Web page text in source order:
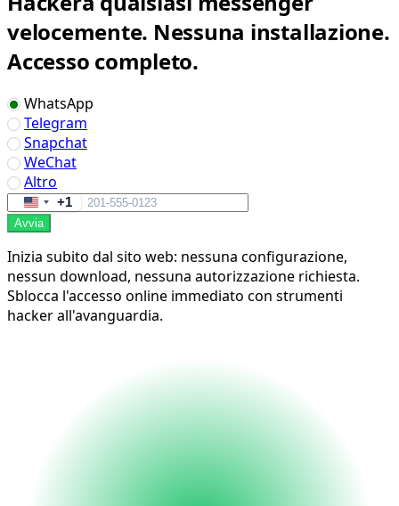
velocemente. Nessuna installazione.
Accesso completo.
WhatsApp
Telegram
Snapchat
WeChat
Altro
United
States
+1
Avvia
Inizia subito dal sito web: nessuna configurazione,
nessun download, nessuna autorizzazione richiesta.
Sblocca l'accesso online immediato con strumenti
hacker all'avanguardia.